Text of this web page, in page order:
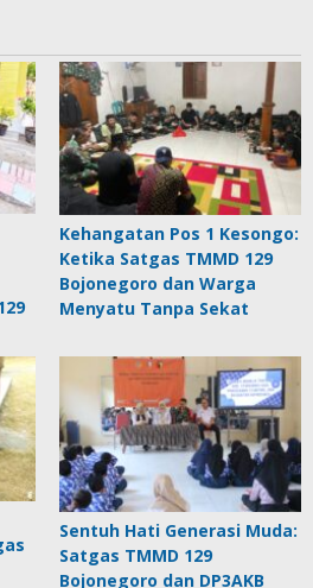
Kehangatan Pos 1 Kesongo:
Ketika Satgas TMMD 129
Bojonegoro dan Warga
Menyatu Tanpa Sekat
Sentuh Hati Generasi Muda:
Satgas TMMD 129
Bojonegoro dan DP3AKB